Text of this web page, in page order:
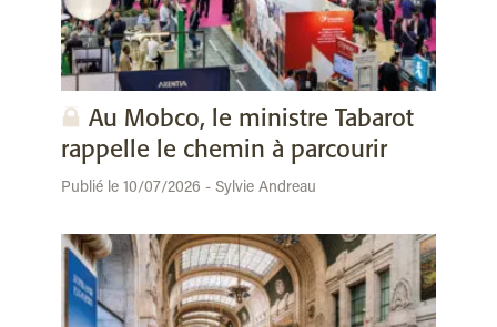
Au Mobco, le ministre Tabarot
rappelle le chemin à parcourir
Publié le 10/07/2026 - Sylvie Andreau